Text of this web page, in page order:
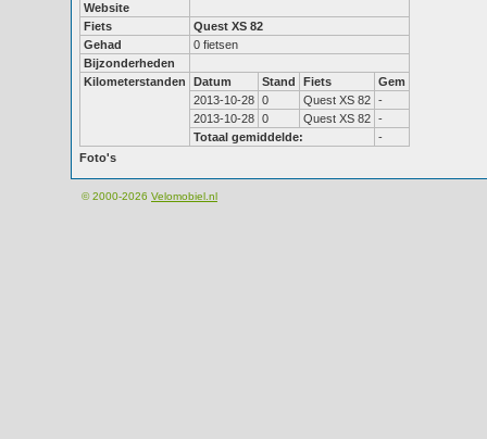
Website
Fiets
Quest XS 82
Gehad
0 fietsen
Bijzonderheden
Kilometerstanden
Datum Stand Fiets
Gem
2013-10-28 0 Quest XS 82 -
2013-10-28 0 Quest XS 82 -
Totaal gemiddelde:
-
Foto's
© 2000-2026 Velomobiel.nl